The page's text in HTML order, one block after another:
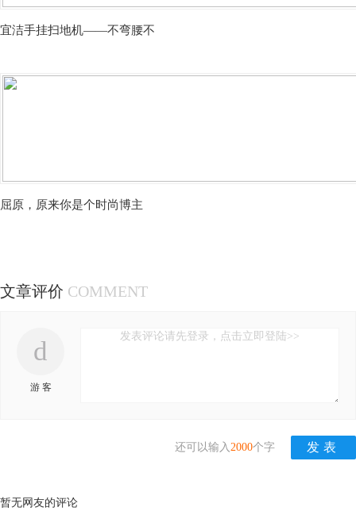
宜洁手挂扫地机——不弯腰不
屈原，原来你是个时尚博主
文章评价 COMMENT
d
游 客
发表评论请先登录，点击立即登陆>>
还可以输入 2000个字
暂无网友的评论